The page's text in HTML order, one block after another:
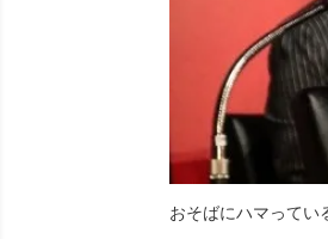
おそばにハマってい